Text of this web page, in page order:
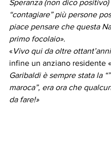
Speranza (non dico
“contagiare” più persone
piace pensare che questa
primo focolaio».
«Vivo qui da oltre
infine un anziano residente «
Garibaldi è sempre stata la
maroca”, era ora che
da fare!»